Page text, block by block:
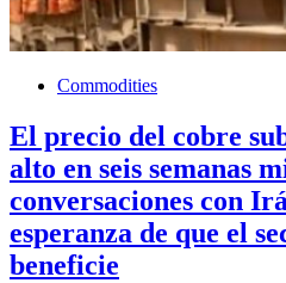
Commodities
El precio del cobre
alto en seis semanas
conversaciones con
esperanza de que el
beneficie